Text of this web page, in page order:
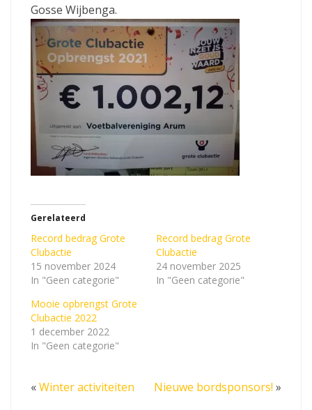
Gosse Wijbenga.
Gerelateerd
Record bedrag Grote
Clubactie
15 november 2024
In "Geen categorie"
Record bedrag Grote
Clubactie
24 november 2025
In "Geen categorie"
Mooie opbrengst Grote
Clubactie 2022
1 december 2022
In "Geen categorie"
«Winter activiteiten Nieuwe bordsponsors! »